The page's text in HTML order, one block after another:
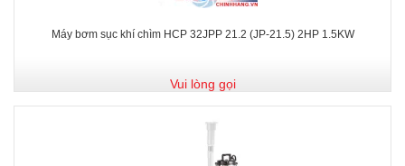
Máy bơm sục khí chìm HCP 32JPP 21.2 (JP-21.5) 2HP 1.5KW
Vui lòng gọi